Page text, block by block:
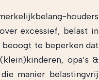
houders
excessief, belast in
beoogt te beperken dat
opa’s &
manier belastingvrij